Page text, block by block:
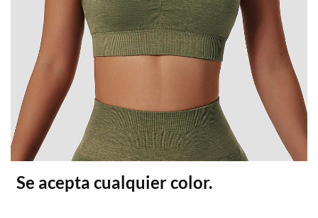
Se acepta cualquier color.